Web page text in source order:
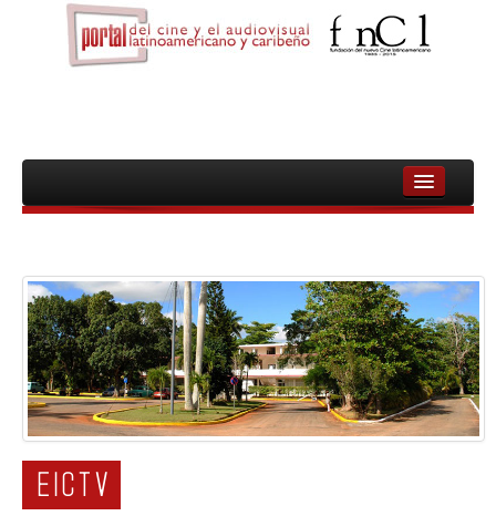
INICIO
PELICULAS
CINEASTAS
DOCUMENTALES
MUJERES
AUDIOVISUAL INDIGENA Y COMUNITARIO
EICTV